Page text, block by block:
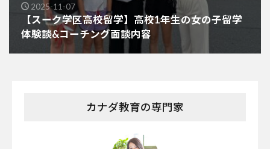
2025-11-07
【スーク学区高校留学】高校1年生の女の子留学
体験談&コーチング面談内容
カナダ教育の専門家